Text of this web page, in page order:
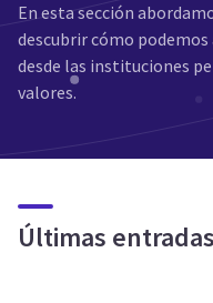
En esta sección
descubrir cómo
desde las instituciones
valores.
Últimas entradas